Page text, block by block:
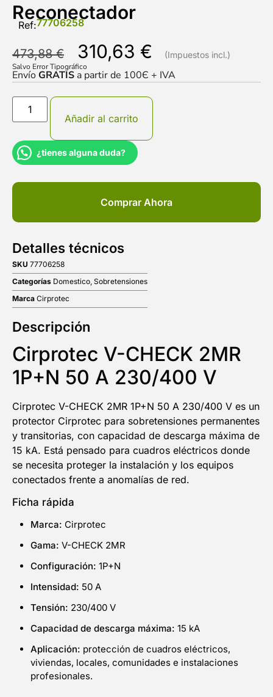
Reconectador
Ref:77706258
473,88€ 310,63 €
Salvo Error Tipográfico
EnvíoGRATIS a partir de 100Є + IVA
Añadir al carrito
¿tienes alguna duda?
Comprar Ahora
Detalles técnicos
SKU 77706258
Categorías Domestico, Sobretensiones
Marca Cirprotec
Descripción
Cirprotec V-CHECK 2MR
1P+N 50 A 230/400 V
Cirprotec V-CHECK 2MR 1P+N 50 A 230/400 V es un
protector Cirprotec para sobretensiones permanentes
y transitorias, con capacidad de descarga máxima de
15 kA. Está pensado para cuadros eléctricos donde
se necesita proteger la instalación y los equipos
conectados frente a anomalías de red.
Ficha rápida
Marca: Cirprotec
Gama: V-CHECK 2MR
Configuración: 1P+N
Intensidad: 50 A
Tensión: 230/400 V
Capacidad de descarga máxima: 15 kA
Aplicación: protección de cuadros eléctricos,
viviendas, locales, comunidades e instalaciones
profesionales.